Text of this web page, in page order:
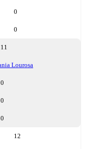
0
0
11
Lourosa
0
0
0
12